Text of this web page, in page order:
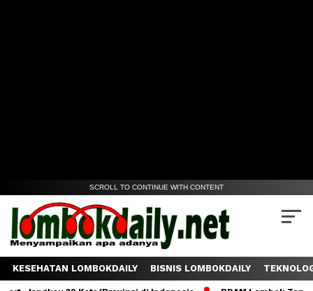
SCROLL TO CONTINUE WITH CONTENT
KESEHATAN LOMBOKDAILY BISNIS LOMBOKDAILY